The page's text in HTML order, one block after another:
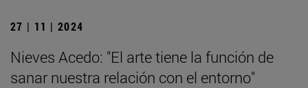
27 | 11 | 2024
Nieves Acedo: "El arte tiene la función de
sanar nuestra relación con el entorno"